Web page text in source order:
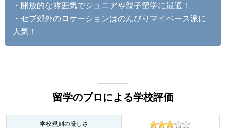
・開放的な雰囲気でジュニアや親子留学に最適！
・セブ郊外のロケーションはのんびりマイペース派に
人気！
留学のプロによる学校評価
学校規則の厳しさ